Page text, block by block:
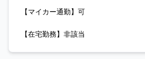
【マイカー通勤】可
【在宅勤務】非該当